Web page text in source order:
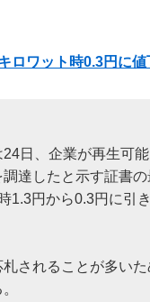
ロワット時0.3円に
日、企業が再生可
達したと示す証書
1.3円から0.3円に引
されることが多い